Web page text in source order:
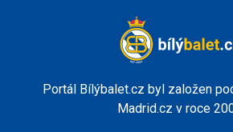
Portál Bílýbalet.cz byl založen
Madrid.cz v roce